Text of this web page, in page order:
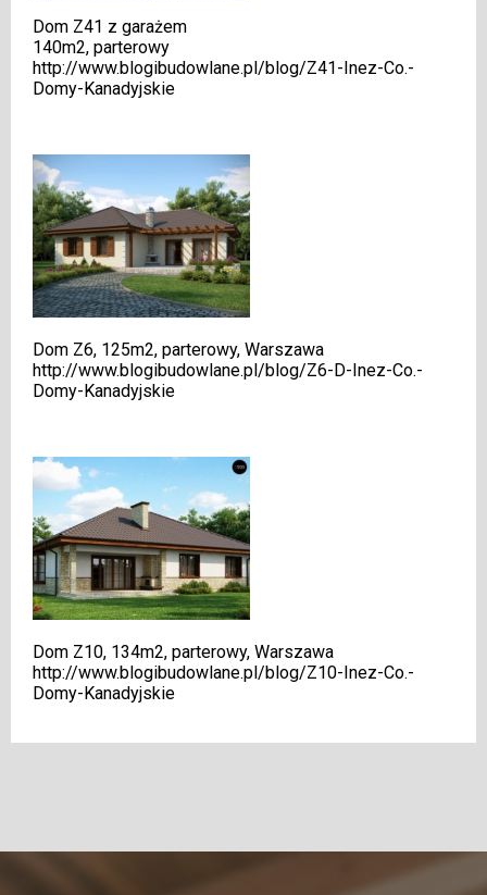
Dom Z41 z garażem
140m2, parterowy
http://www.blogibudowlane.pl/blog/Z41-Inez-Co.-
Domy-Kanadyjskie
Dom Z6, 125m2, parterowy, Warszawa
http://www.blogibudowlane.pl/blog/Z6-D-Inez-Co.-
Domy-Kanadyjskie
Dom Z10, 134m2, parterowy, Warszawa
http://www.blogibudowlane.pl/blog/Z10-Inez-Co.-
Domy-Kanadyjskie